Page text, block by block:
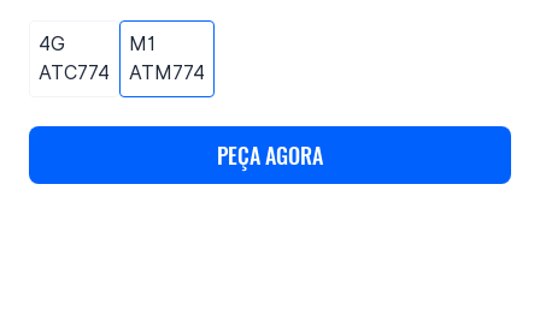
4G
ATC774
M1
ATM774
PEÇA AGORA